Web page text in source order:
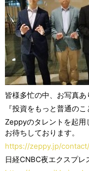
皆様多忙の中、お写真あ
『投資をもっと普通のこ
Zeppyのタレントを起用
お待ちしております。
https://zeppy.jp/contact/
日経CNBC夜エクスプレ